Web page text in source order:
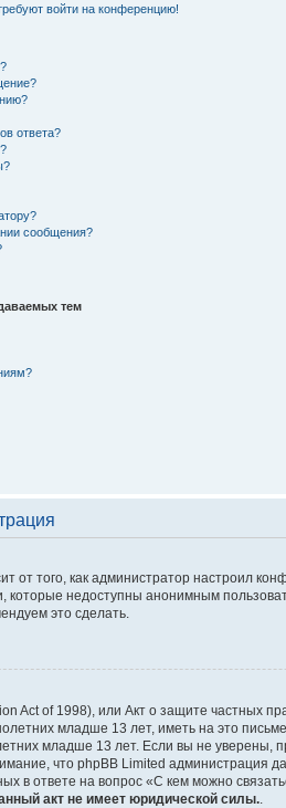
войти на конференцию!
ответа?
сообщения?
тем
от того, как администратор настроил
которые недоступны анонимным
это сделать.
Act of 1998), или Акт о защите частных
младше 13 лет, иметь на это
младше 13 лет. Если вы не уверены,
что phpBB Limited администрация
в ответе на вопрос «С кем можно
акт не имеет юридической силы.